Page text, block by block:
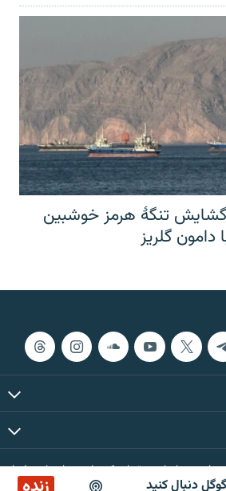
دنبال کنید
گشایش تنگهٔ هرمز خوشبین
دامون گلریز
وب‌سایت، بر اساس مقررات کپی‌رایت، برای رادیو فردا